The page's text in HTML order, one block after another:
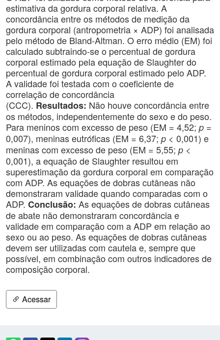
estimativa da gordura corporal relativa. A
concordância entre os métodos de medição da
gordura corporal (antropometria × ADP) foi analisada
pelo método de Bland-Altman. O erro médio (EM) foi
calculado subtraindo-se o percentual de gordura
corporal estimado pela equação de Slaughter do
percentual de gordura corporal estimado pelo ADP.
A validade foi testada com o coeficiente de
correlação de concordância
(CCC). Resultados: Não houve concordância entre
os métodos, independentemente do sexo e do peso.
Para meninos com excesso de peso (EM = 4,52; p =
0,007), meninas eutróficas (EM = 6,37; p < 0,001) e
meninas com excesso de peso (EM = 5,55; p <
0,001), a equação de Slaughter resultou em
superestimação da gordura corporal em comparação
com ADP. As equações de dobras cutâneas não
demonstraram validade quando comparadas com o
ADP. Conclusão: As equações de dobras cutâneas
de abate não demonstraram concordância e
validade em comparação com a ADP em relação ao
sexo ou ao peso. As equações de dobras cutâneas
devem ser utilizadas com cautela e, sempre que
possível, em combinação com outros indicadores de
composição corporal.
Acessar